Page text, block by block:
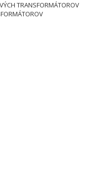
TRANSFORMÁTOROV